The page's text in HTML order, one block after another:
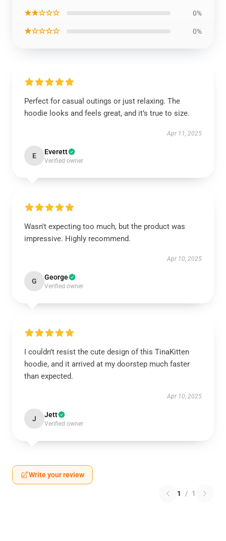
★★☆☆☆ 0%
★☆☆☆☆ 0%
Perfect for casual outings or just relaxing. The
hoodie looks and feels great, and it’s true to size.
Apr 11, 2025
E Everett
Verified owner
Wasn't expecting too much, but the product was
impressive. Highly recommend.
Apr 10, 2025
G George
Verified owner
I couldn’t resist the cute design of this TinaKitten
hoodie, and it arrived at my doorstep much faster
than expected.
Apr 10, 2025
J Jett
Verified owner
Write your review
1 / 1